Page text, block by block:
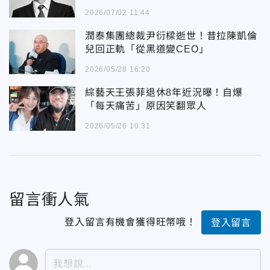
2026/07/02 11:44
潤泰集團總裁尹衍樑逝世！昔拉陳凱倫
兒回正軌「從黑道變CEO」
2026/05/28 16:20
綜藝天王張菲退休8年近況曝！自爆
「每天痛苦」原因笑翻眾人
2026/05/26 10:31
留言衝人氣
登入留言有機會獲得旺幣哦！ 登入留言